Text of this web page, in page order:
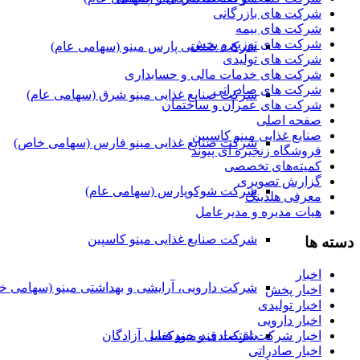
شرکت صنعتی پارس مینو (سهامی عام)
شرکت صنایع غذایی مینو شرق (سهامی عام)
شرکت صنایع غذایی مینو فارس (سهامی خاص)
شرکت شوکوپارس (سهامی عام)
شرکت صنایع غذایی مینو کاسپین
شرکت دارویی، آرایشی و بهداشتی مینو (سهامی
شرکت قند مینو فسا
شرکت های بازرگانی
شرکت های بیمه
شرکت های توزیع و پخش
شرکت های تولیدی
شرکت های خدمات مالی و حسابداری
شرکت های صادراتی
شرکت های عمران و ساختمان
صفحه اصلی
صنایع غذایی مینو کاسپین
فروشگاه زنجیره ای پیوند
کمیته‌های تخصصی
گزارش تصویری
معرفی هلدینگ
هیات مدیره و مدیرعامل
دسته ها
اخبار
اخبار پخش
اخبار تولیدی
اخبار دارویی
اخبار شرکت اقتصادی و خودکفایی آزادگان
اخبار صادراتی